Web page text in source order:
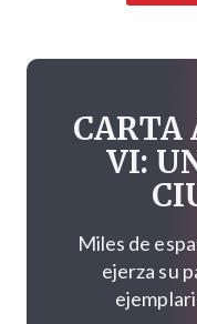
CARTA
VI:
Miles de
ejerza su